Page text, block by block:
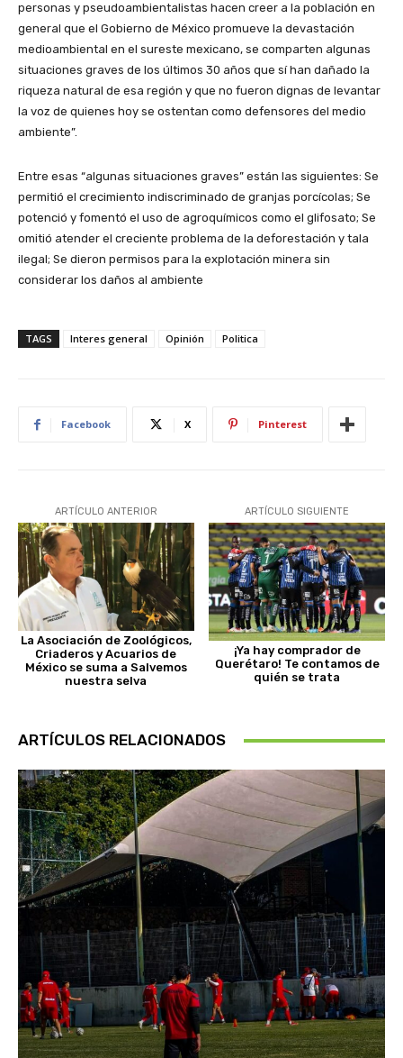
personas y pseudoambientalistas hacen creer a la población en
general que el Gobierno de México promueve la devastación
medioambiental en el sureste mexicano, se comparten algunas
situaciones graves de los últimos 30 años que sí han dañado la
riqueza natural de esa región y que no fueron dignas de levantar
la voz de quienes hoy se ostentan como defensores del medio
ambiente”.
Entre esas “algunas situaciones graves” están las siguientes: Se
permitió el crecimiento indiscriminado de granjas porcícolas; Se
potenció y fomentó el uso de agroquímicos como el glifosato; Se
omitió atender el creciente problema de la deforestación y tala
ilegal; Se dieron permisos para la explotación minera sin
considerar los daños al ambiente
TAGS Interes general Opinión Politica
Facebook X Pinterest
ARTÍCULO ANTERIOR
La Asociación de Zoológicos,
Criaderos y Acuarios de
México se suma a Salvemos
nuestra selva
ARTÍCULO SIGUIENTE
¡Ya hay comprador de
Querétaro! Te contamos de
quién se trata
ARTÍCULOS RELACIONADOS